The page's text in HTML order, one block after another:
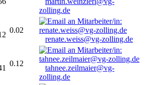
zolling.de
0.02
renate.weiss@vg-zolling.de
0.12
tahnee.zeilmaier@vg-
zolling.de